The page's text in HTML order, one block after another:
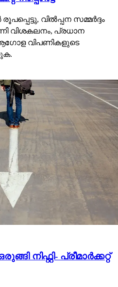
രൂപപ്പെട്ടു, വിൽപ്പന സമ്മർദ്ദം
വിശകലനം, പ്രധാന
വിപണികളുടെ
നിഫ്റ്റി- പ്രീമാർക്കറ്റ്